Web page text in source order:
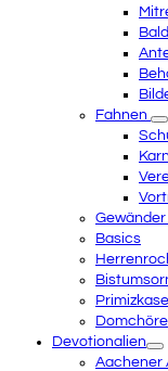
Fahnen
Basics
Domchöre
Devotionalien
Aachener